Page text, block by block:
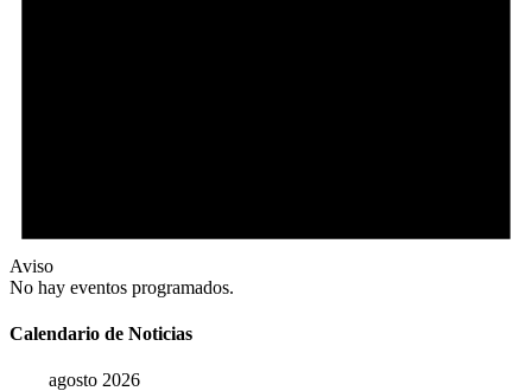
Aviso
No hay eventos programados.
Calendario de Noticias
agosto 2026